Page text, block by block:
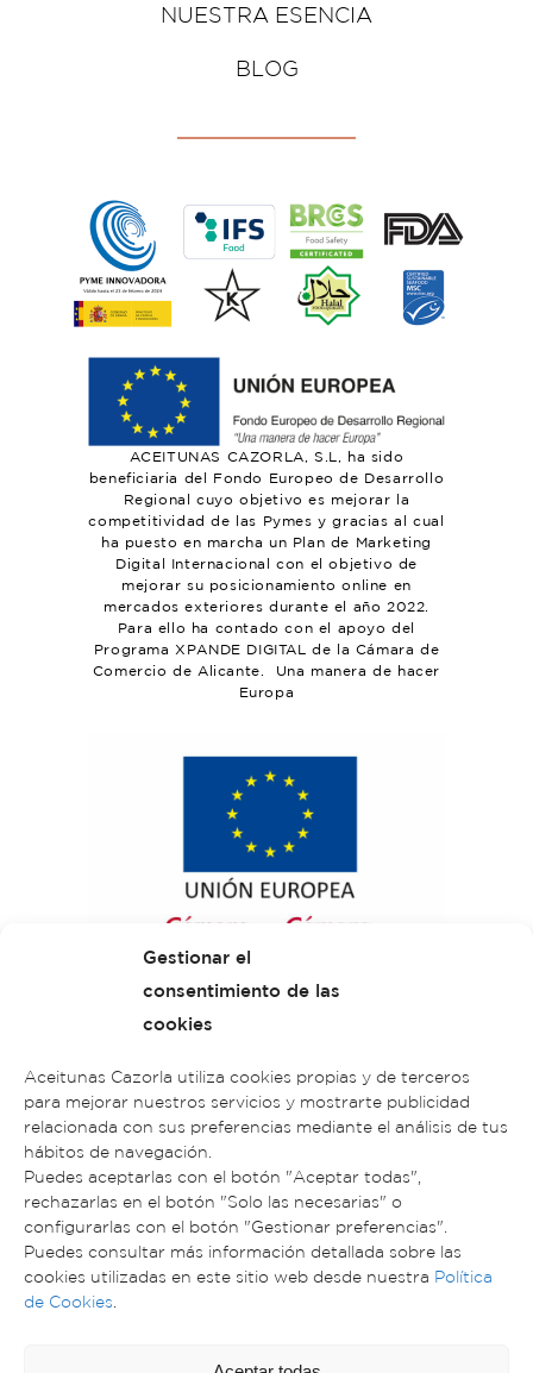
Gestionar el
consentimiento de las
cookies
Aceitunas Cazorla utiliza cookies propias y de terceros
para mejorar nuestros servicios y mostrarte publicidad
relacionada con sus preferencias mediante el análisis de tus
hábitos de navegación.
Puedes aceptarlas con el botón "Aceptar todas",
rechazarlas en el botón "Solo las necesarias" o
configurarlas con el botón "Gestionar preferencias".
Puedes consultar más información detallada sobre las
cookies utilizadas en este sitio web desde nuestra Política
de Cookies
NUESTRA ESENCIA
BLOG
ACEITUNAS CAZORLA, S.L, ha sido
beneficiaria del Fondo Europeo de Desarrollo
Regional cuyo objetivo es mejorar la
competitividad de las Pymes y gracias al cual
ha puesto en marcha un Plan de Marketing
Digital Internacional con el objetivo de
mejorar su posicionamiento online en
mercados exteriores durante el año 2022.
Para ello ha contado con el apoyo del
Programa XPANDE DIGITAL de la Cámara de
Comercio de Alicante. Una manera de hacer
Europa
ACEITUNAS CAZORLA © 2023. TODOS LOS